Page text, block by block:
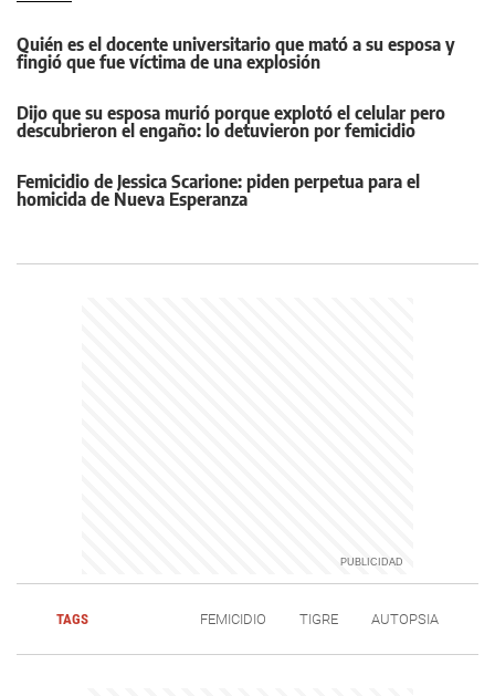
Quién es el docente universitario que mató a su esposa y
fingió que fue víctima de una explosión
Dijo que su esposa murió porque explotó el celular pero
descubrieron el engaño: lo detuvieron por femicidio
Femicidio de Jessica Scarione: piden perpetua para el
homicida de Nueva Esperanza
TAGS FEMICIDIO TIGRE AUTOPSIA